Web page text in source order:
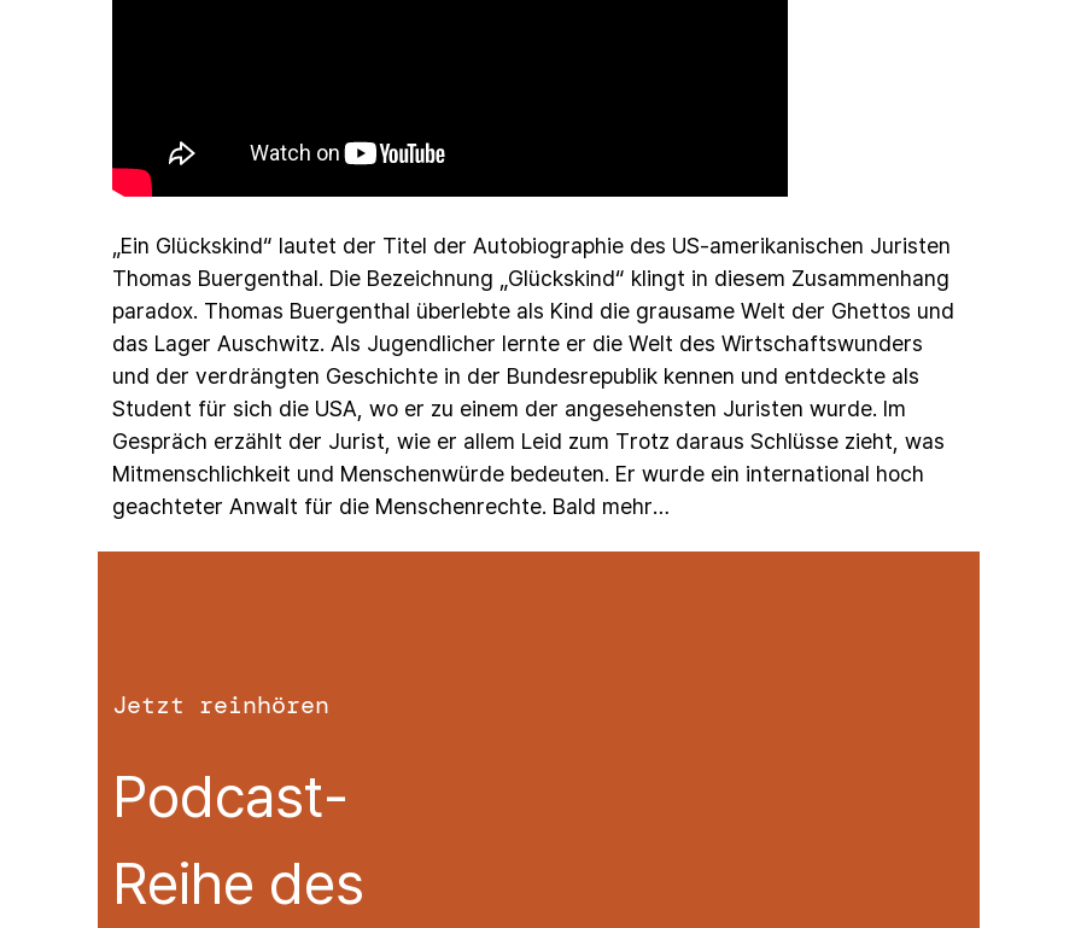
„Ein Glückskind“ lautet der Titel der Autobiographie des US-amerikanischen Juristen
Thomas Buergenthal. Die Bezeichnung „Glückskind“ klingt in diesem Zusammenhang
paradox. Thomas Buergenthal überlebte als Kind die grausame Welt der Ghettos und
das Lager Auschwitz. Als Jugendlicher lernte er die Welt des Wirtschaftswunders
und der verdrängten Geschichte in der Bundesrepublik kennen und entdeckte als
Student für sich die USA, wo er zu einem der angesehensten Juristen wurde. Im
Gespräch erzählt der Jurist, wie er allem Leid zum Trotz daraus Schlüsse zieht, was
Mitmenschlichkeit und Menschenwürde bedeuten. Er wurde ein international hoch
geachteter Anwalt für die Menschenrechte. Bald mehr…
Jetzt reinhören
Podcast-
Reihe des